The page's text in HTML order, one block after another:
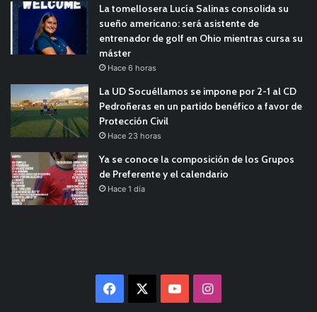
La tomellosera Lucía Salinas consolida su
sueño americano: será asistente de
entrenador de golf en Ohio mientras cursa su
máster
Hace 6 horas
La UD Socuéllamos se impone por 2-1 al CD
Pedroñeras en un partido benéfico a favor de
Protección Civil
Hace 23 horas
Ya se conoce la composición de los Grupos
de Preferente y el calendario
Hace 1 día
Facebook YouTubeInstagram